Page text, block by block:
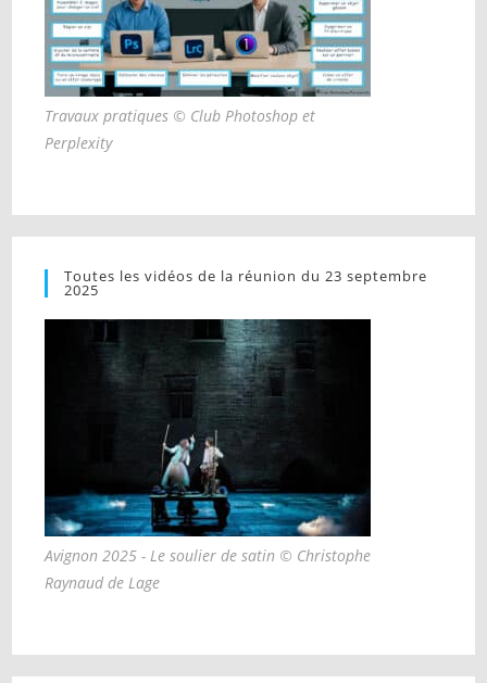
Travaux pratiques © Club Photoshop et
Perplexity
Toutes les vidéos de la réunion du 23 septembre
2025
Avignon 2025 - Le soulier de satin © Christophe
Raynaud de Lage